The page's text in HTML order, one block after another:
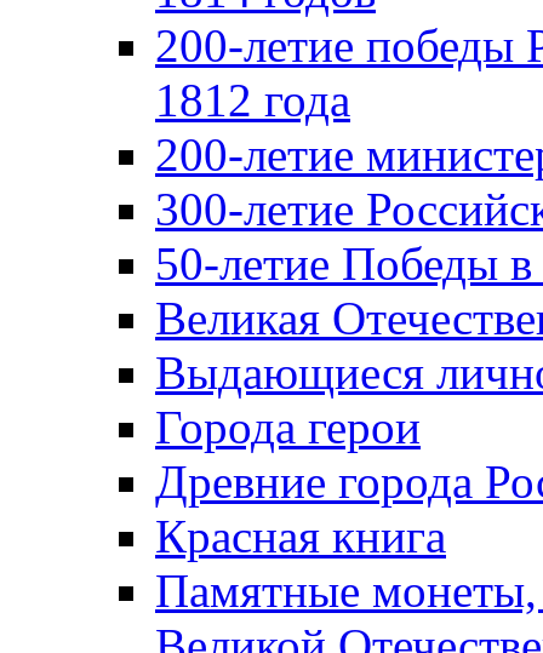
200-летие победы
1812 года
200-летие
300-летие
50-летие Победы
Великая
Выдающиеся
Города герои
Древние города
Красная книга
Памятные